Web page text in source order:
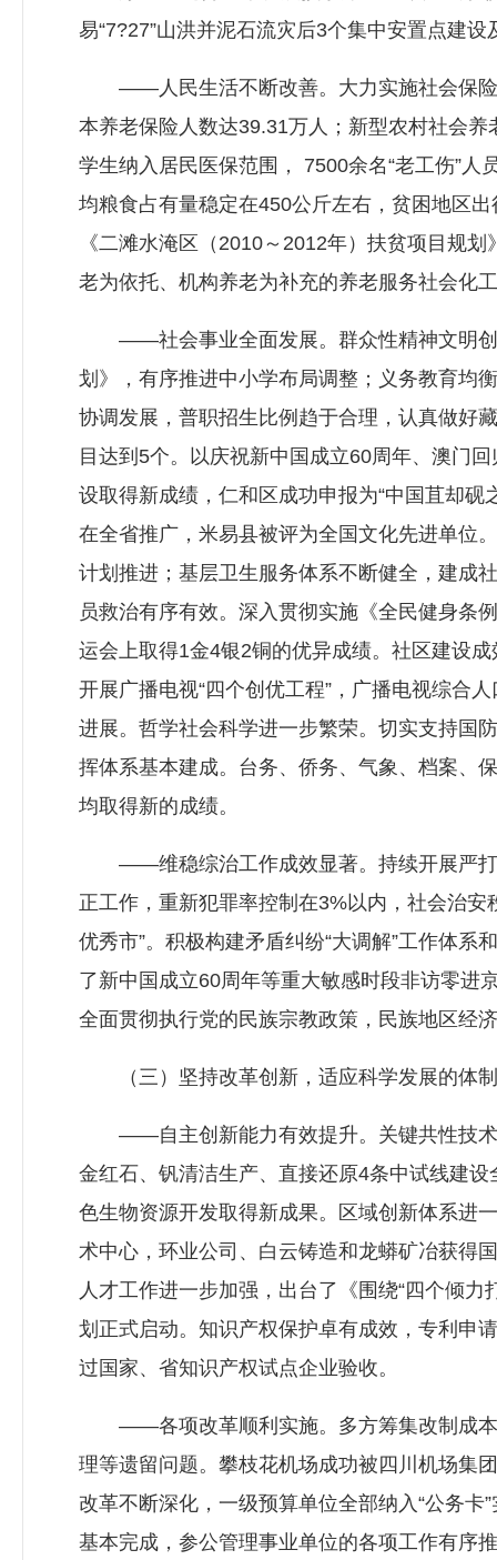
易“7?27”山洪并泥石流灾后3个集中安置点建
——人民生活不断改善。大力实施社会保险
本养老保险人数达39.31万人；新型农村社会
学生纳入居民医保范围， 7500余名“老工伤”
均粮食占有量稳定在450公斤左右，贫困地区
《二滩水淹区（2010～2012年）扶贫项目规
老为依托、机构养老为补充的养老服务社会化
——社会事业全面发展。群众性精神文明创
划》，有序推进中小学布局调整；义务教育均
协调发展，普职招生比例趋于合理，认真做好
目达到5个。以庆祝新中国成立60周年、澳门
设取得新成绩，仁和区成功申报为“中国苴却砚
在全省推广，米易县被评为全国文化先进单位
计划推进；基层卫生服务体系不断健全，建成
员救治有序有效。深入贯彻实施《全民健身条
运会上取得1金4银2铜的优异成绩。社区建设
开展广播电视“四个创优工程”，广播电视综合
进展。哲学社会科学进一步繁荣。切实支持国
挥体系基本建成。台务、侨务、气象、档案、
均取得新的成绩。
——维稳综治工作成效显著。持续开展严打
正工作，重新犯罪率控制在3%以内，社会治
优秀市”。积极构建矛盾纠纷“大调解”工作体
了新中国成立60周年等重大敏感时段非访零进
全面贯彻执行党的民族宗教政策，民族地区经
（三）坚持改革创新，适应科学发展的体
——自主创新能力有效提升。关键共性技术
金红石、钒清洁生产、直接还原4条中试线建
色生物资源开发取得新成果。区域创新体系进
术中心，环业公司、白云铸造和龙蟒矿冶获得
人才工作进一步加强，出台了《围绕“四个倾
划正式启动。知识产权保护卓有成效，专利申
过国家、省知识产权试点企业验收。
——各项改革顺利实施。多方筹集改制成本
理等遗留问题。攀枝花机场成功被四川机场集
改革不断深化，一级预算单位全部纳入“公务
基本完成，参公管理事业单位的各项工作有序